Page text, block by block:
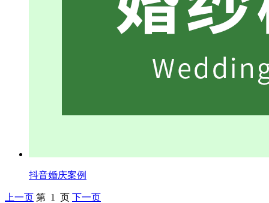
抖音婚庆案例
上一页 第 1 页 下一页